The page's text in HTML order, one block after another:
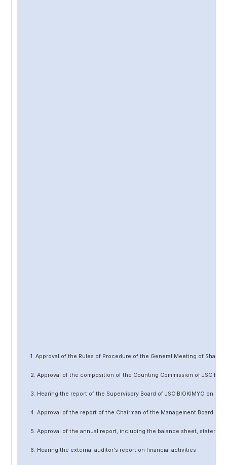
1. Approval of the Rules of Procedure of the General Meeting of
2. Approval of the composition of the Counting Commission of JSC
3. Hearing the report of the Supervisory Board of JSC BIOKIMYO on
4. Approval of the report of the Chairman of the Management Board
5. Approval of the annual report, including the balance sheet,
6. Hearing the external auditor's report on financial activities